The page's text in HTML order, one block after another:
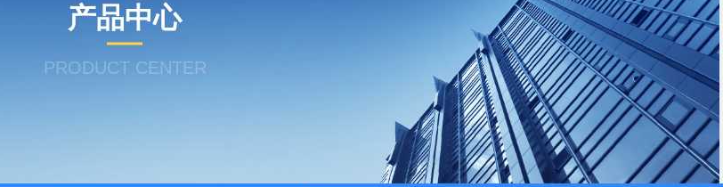
产品中心
PRODUCT CENTER